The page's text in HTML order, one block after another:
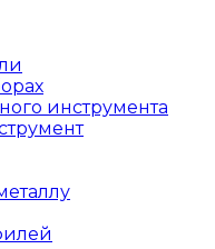
инструмента